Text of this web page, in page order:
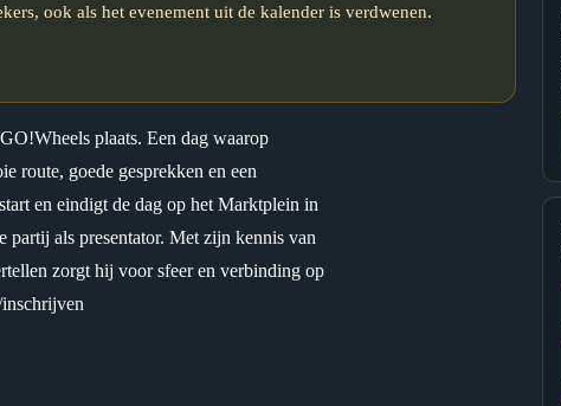
ook als het evenement uit de kalender is verdwenen.
plaats. Een dag waarop
route, goede gesprekken en een
en eindigt de dag op het Marktplein in
partij als presentator. Met zijn kennis van
zorgt hij voor sfeer en verbinding op